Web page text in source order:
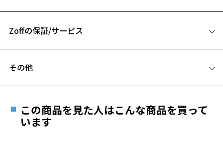
お気に入り
B ブリッジ(鼻部分)の横幅：21mm
フレームとレンズの合計料金を知りたい方へ
Zoffの保証/サービス
安心1 フレーム１年間品質保証
その他
ご希望のお客さまは、「レンズ交換券」をお選びのうえ、
最寄りのZoff実店舗にてレンズをお買い求めください。
※サングラスやパッケージ品では「レンズ交換券」はお選び
この商品を見た人はこんな商品を買って
います